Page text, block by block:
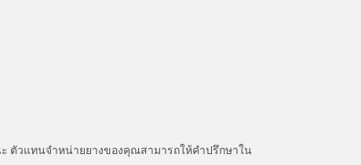
ตัวแทนจำหน่ายยางของคุณสามารถให้คำปรึกษาใน